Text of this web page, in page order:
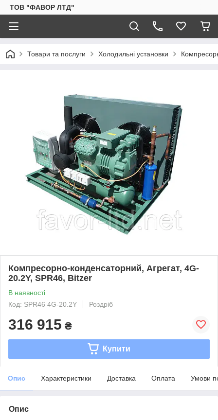
ТОВ "ФАВОР ЛТД"
Товари та послуги Холодильні установки
Компресорно-конденсаторний, Агрегат, 4G-
20.2Y, SPR46, Bitzer
В наявності
Код: SPR46 4G-20.2Y
Роздріб
316 915 ₴
Купити
Опис Характеристики Доставка Оплата Умови
Опис